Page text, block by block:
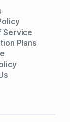
Service
Plans